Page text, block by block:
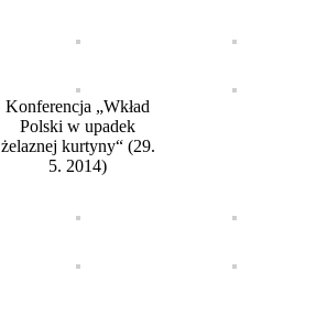
Konferencja „Wkład
Polski w upadek
żelaznej kurtyny“ (29.
5. 2014)